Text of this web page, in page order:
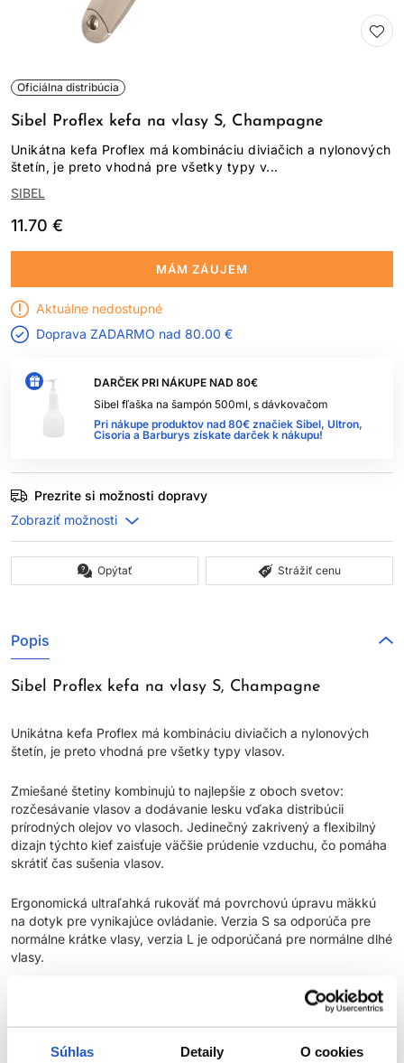
Súhlas Detaily O cookies
Oficiálna distribúcia
Sibel Proflex kefa na vlasy S, Champagne
Unikátna kefa Proflex má kombináciu diviačich a nylonových
štetín, je preto vhodná pre všetky typy v...
SIBEL
11.70 €
DARČEK PRI NÁKUPE NAD 80€
Sibel fľaška na šampón 500ml, s dávkovačom
Pri nákupe produktov nad 80€ značiek Sibel, Ultron,
Cisoria a Barburys získate darček k nákupu!
MÁM ZÁUJEM
Aktuálne nedostupné
Doprava ZADARMO nad 80.00 €
Prezrite si možnosti dopravy
Opýtať Strážiť cenu
Popis
Sibel Proflex kefa na vlasy S, Champagne
Unikátna kefa Proflex má kombináciu diviačich a nylonových
štetín, je preto vhodná pre všetky typy vlasov.
Zmiešané štetiny kombinujú to najlepšie z oboch svetov:
rozčesávanie vlasov a dodávanie lesku vďaka distribúcii
prírodných olejov vo vlasoch. Jedinečný zakrivený a flexibilný
dizajn týchto kief zaisťuje väčšie prúdenie vzduchu, čo pomáha
skrátiť čas sušenia vlasov.
Ergonomická ultraľahká rukoväť má povrchovú úpravu mäkkú
na dotyk pre vynikajúce ovládanie. Verzia S sa odporúča pre
normálne krátke vlasy, verzia L je odporúčaná pre normálne dlhé
vlasy.
Značka